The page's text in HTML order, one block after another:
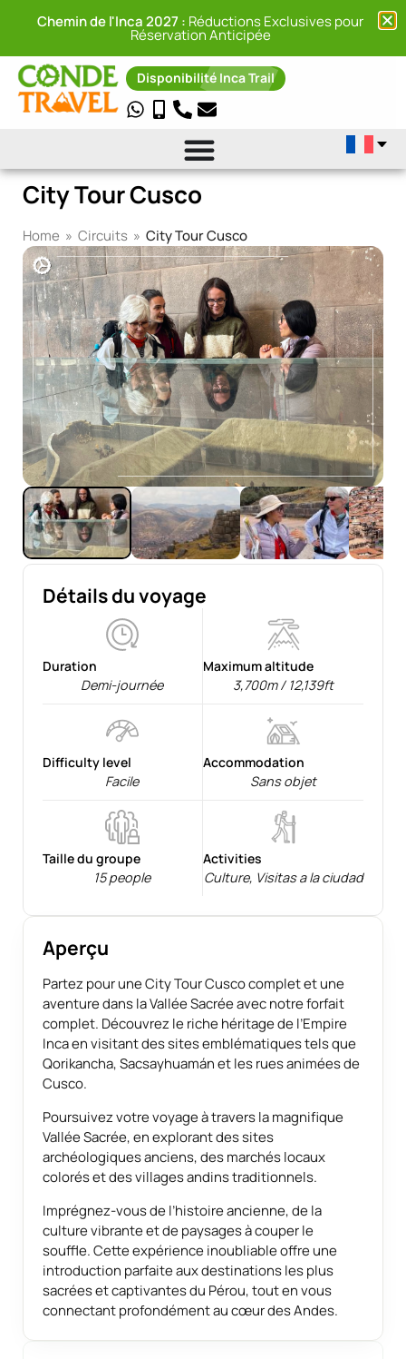
Disponibilité Inca Trail
City Tour Cusco
Home » Circuits » City Tour Cusco
Détails du voyage
Duration
Demi-journée
Maximum altitude
3,700m / 12,139ft
Difficulty level
Facile
Accommodation
Sans objet
Taille du groupe
15 people
Activities
Culture, Visitas a la ciudad
Aperçu
Partez pour une City Tour Cusco complet et une
aventure dans la Vallée Sacrée avec notre forfait
complet. Découvrez le riche héritage de l’Empire
Inca en visitant des sites emblématiques tels que
Qorikancha, Sacsayhuamán et les rues animées de
Cusco.
Poursuivez votre voyage à travers la magnifique
Vallée Sacrée, en explorant des sites
archéologiques anciens, des marchés locaux
colorés et des villages andins traditionnels.
Imprégnez-vous de l’histoire ancienne, de la
culture vibrante et de paysages à couper le
souffle. Cette expérience inoubliable offre une
introduction parfaite aux destinations les plus
sacrées et captivantes du Pérou, tout en vous
connectant profondément au cœur des Andes.
Chemin de l'Inca 2027 : Réductions Exclusives pour
Réservation Anticipée